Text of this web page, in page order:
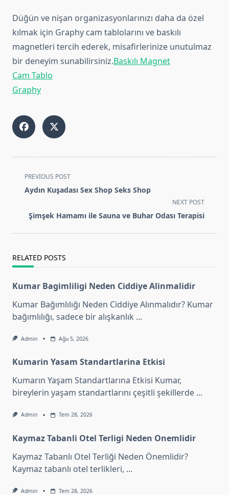
Düğün ve nişan organizasyonlarınızı daha da özel
kılmak için Graphy cam tablolarını ve baskılı
magnetleri tercih ederek, misafirlerinize unutulmaz
bir deneyim sunabilirsiniz.Baskılı Magnet
Cam Tablo
Graphy
<span
class="nav-
screen-
text">Page</span>
PREVIOUS POST
Aydın Kuşadası Sex Shop Seks Shop
NEXT POST
Şimşek Hamamı ile Sauna ve Buhar Odası Terapisi
RELATED POSTS
Kumar Bagimliligi Neden Ciddiye Alinmalidir
Kumar Bağımlılığı Neden Ciddiye Alınmalıdır? Kumar
bağımlılığı, sadece bir alışkanlık ...
Admin Ağu 5, 2026
Kumarin Yasam Standartlarina Etkisi
Kumarın Yaşam Standartlarına Etkisi Kumar,
bireylerin yaşam standartlarını çeşitli şekillerde ...
Admin Tem 28, 2026
Kaymaz Tabanli Otel Terligi Neden Onemlidir
Kaymaz Tabanlı Otel Terliği Neden Önemlidir?
Kaymaz tabanlı otel terlikleri, ...
Admin Tem 28, 2026